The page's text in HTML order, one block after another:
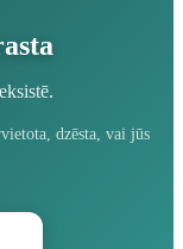
dzēsta, vai jūs